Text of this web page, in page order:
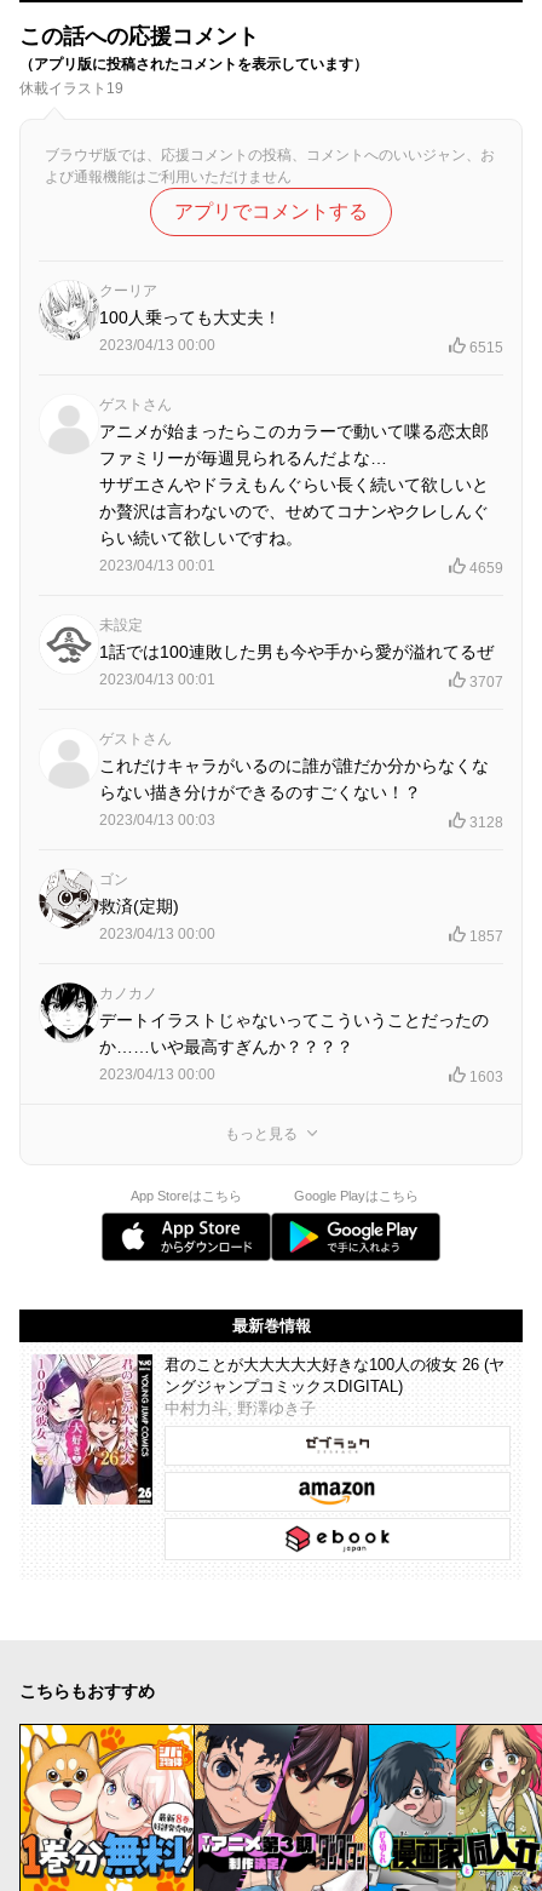
この話への応援コメント
（アプリ版に投稿されたコメントを表示しています）
休載イラスト19
ブラウザ版では、応援コメントの投稿、コメントへのいいジャン、お
よび通報機能はご利用いただけません
アプリでコメントする
クーリア
100人乗っても大丈夫！
2023/04/13 00:00 6515
ゲストさん
アニメが始まったらこのカラーで動いて喋る恋太郎
ファミリーが毎週見られるんだよな…
サザエさんやドラえもんぐらい長く続いて欲しいと
か贅沢は言わないので、せめてコナンやクレしんぐ
らい続いて欲しいですね。
2023/04/13 00:01 4659
未設定
1話では100連敗した男も今や手から愛が溢れてるぜ
2023/04/13 00:01 3707
ゲストさん
これだけキャラがいるのに誰が誰だか分からなくな
らない描き分けができるのすごくない！？
2023/04/13 00:03 3128
ゴン
救済(定期)
2023/04/13 00:00 1857
カノカノ
デートイラストじゃないってこういうことだったの
か……いや最高すぎんか？？？？
2023/04/13 00:00 1603
もっと見る
App Storeはこちら Google Playはこちら
最新巻情報
君のことが大大大大大好きな100人の彼女 26 (ヤ
ングジャンプコミックスDIGITAL)
中村力斗, 野澤ゆき子
こちらもおすすめ